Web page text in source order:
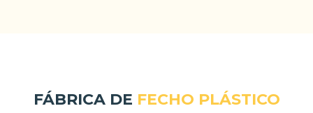
FÁBRICA DE FECHO PLÁSTICO